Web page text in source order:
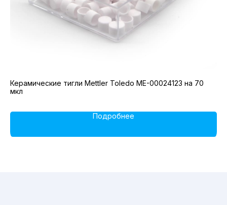
Керамические тигли Mettler Toledo ME-00024123 на 70
мкл
Подробнее